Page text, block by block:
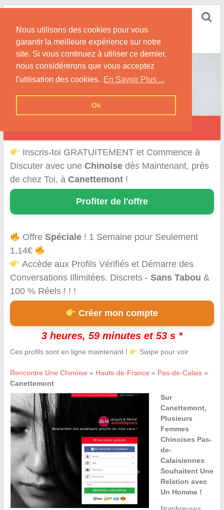
Nous utilisons des cookies pour vous
garantir la meilleure expérience sur notre
site. Si vous continuez à utiliser ce dernier,
nous considérerons que vous acceptez
l'utilisation des cookies. En Savoir Plus ...
Ok
Skip
content
Nos Conseils pour Rencontrer Une Femme
Originaire de Chine !
Inscris-toi GRATUITEMENT et Commence à
Discuter avec une Chinoisedès Maintenant, près
de chez Toi, à Canettemont!
Profiter de l'offre
OffreSpéciale ! 1 Semaine pour Seulement
1,14€
Accède aux Profils Vérifiés et Démarre des
Conversations Illimitées. Discrets - Sans Tabou &
100 % Réels ! ! !
Créer mon compte
3 heures, 59 minutes et 53 s *
Ces profils sont en ligne maintenant ! Swipe pour voir
Rencontre Une Chinoise » Hauts-de-France » Pas-de-Calais»
Canettemont
Sur
Canettemont,
Plusieurs
Femmes
Chinoises Pas-
de-
Calaisiennes
Souhaitent Une
Relation avec
Un Homme !